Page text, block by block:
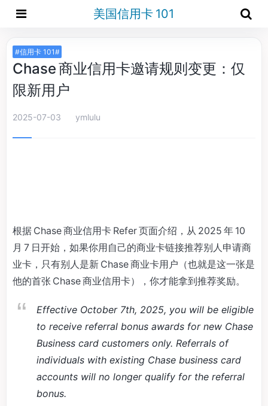
美国信用卡 101
#信用卡 101#
Chase 商业信用卡邀请规则变更：仅
限新用户
2025-07-03 ymlulu
根据 Chase 商业信用卡 Refer 页面介绍，从 2025 年 10
月 7 日开始，如果你用自己的商业卡链接推荐别人申请商
业卡，只有别人是新 Chase 商业卡用户（也就是这一张是
他的首张 Chase 商业信用卡），你才能拿到推荐奖励。
Effective October 7th, 2025, you will be eligible
to receive referral bonus awards for new Chase
Business card customers only. Referrals of
individuals with existing Chase business card
accounts will no longer qualify for the referral
bonus.